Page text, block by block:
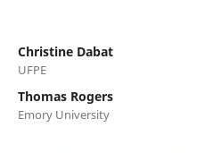
Christine Dabat
UFPE
Thomas Rogers
Emory University